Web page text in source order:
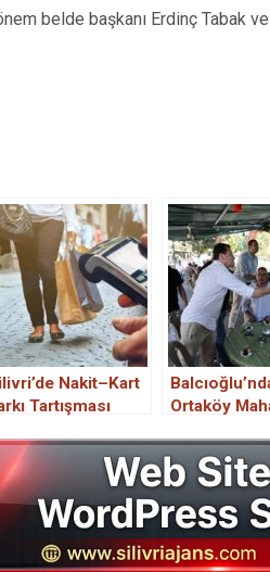
belde başkanı Erdinç Tabak
Nakit–Kart
Tartışması
Ortaköy